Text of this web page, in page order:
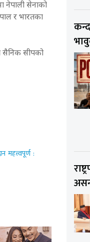
नेपाली सेनाको
र भारतका
सैनिक सीपको
महत्त्वपूर्ण :